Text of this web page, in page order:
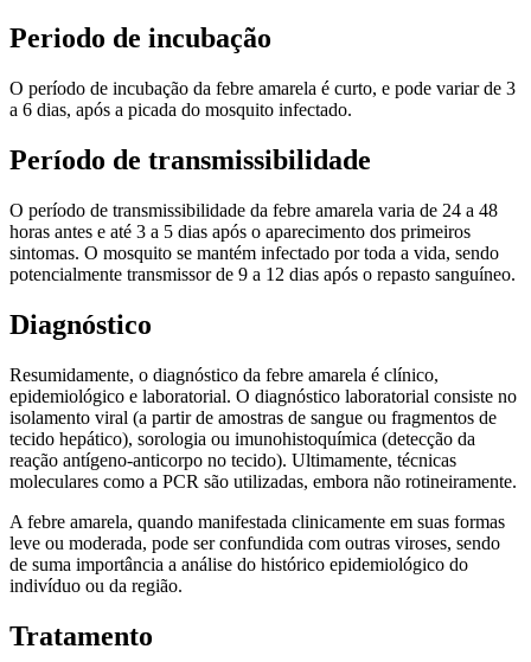
Periodo de incubação
O período de incubação da febre amarela é curto, e pode variar de 3
a 6 dias, após a picada do mosquito infectado.
Período de transmissibilidade
O período de transmissibilidade da febre amarela varia de 24 a 48
horas antes e até 3 a 5 dias após o aparecimento dos primeiros
sintomas. O mosquito se mantém infectado por toda a vida, sendo
potencialmente transmissor de 9 a 12 dias após o repasto sanguíneo.
Diagnóstico
Resumidamente, o diagnóstico da febre amarela é clínico,
epidemiológico e laboratorial. O diagnóstico laboratorial consiste no
isolamento viral (a partir de amostras de sangue ou fragmentos de
tecido hepático), sorologia ou imunohistoquímica (detecção da
reação antígeno-anticorpo no tecido). Ultimamente, técnicas
moleculares como a PCR são utilizadas, embora não rotineiramente.
A febre amarela, quando manifestada clinicamente em suas formas
leve ou moderada, pode ser confundida com outras viroses, sendo
de suma importância a análise do histórico epidemiológico do
indivíduo ou da região.
Tratamento